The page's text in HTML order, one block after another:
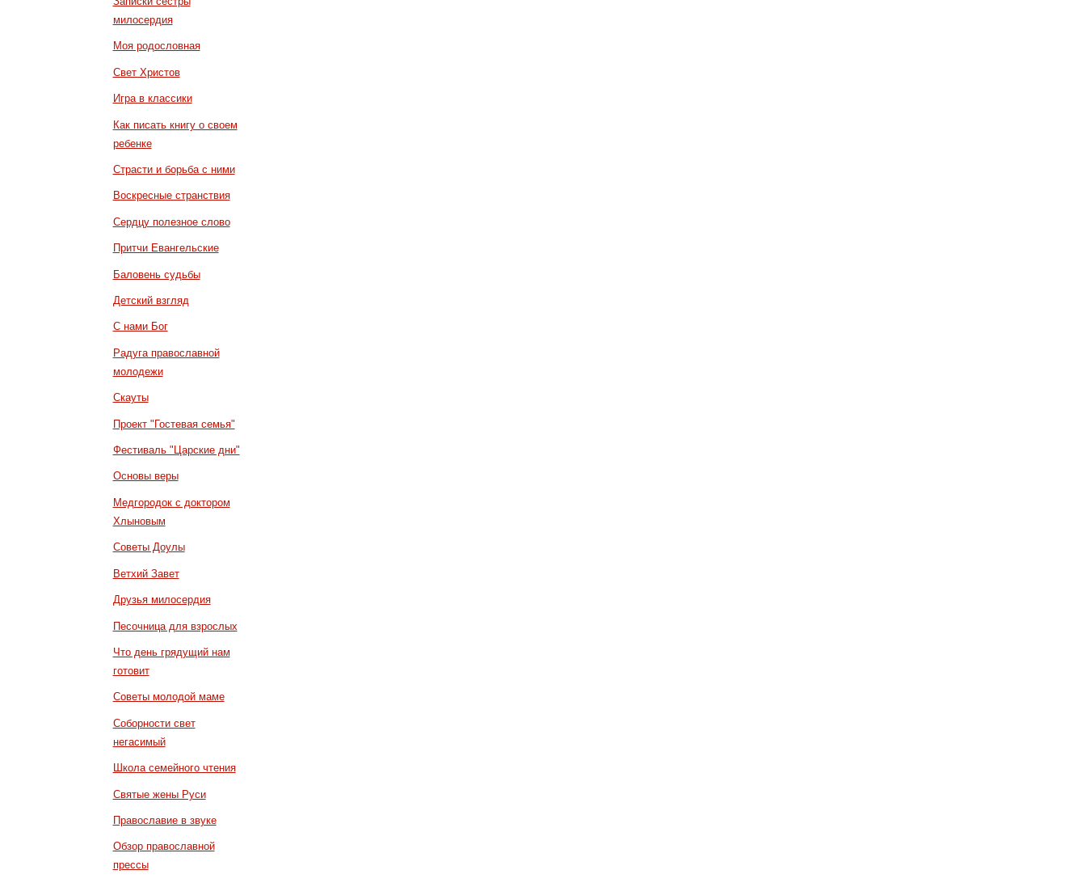
милосердия
Моя родословная
Свет Христов
Игра в классики
Как писать книгу о своем
ребенке
Страсти и борьба с ними
Воскресные странствия
Сердцу полезное слово
Притчи Евангельские
Баловень судьбы
Детский взгляд
С нами Бог
Радуга православной
молодежи
Скауты
Проект "Гостевая семья"
Фестиваль "Царские дни"
Основы веры
Медгородок с доктором
Хлыновым
Советы Доулы
Ветхий Завет
Друзья милосердия
Песочница для взрослых
Что день грядущий нам
готовит
Советы молодой маме
Соборности свет
негасимый
Школа семейного чтения
Святые жены Руси
Православие в звуке
Обзор православной
прессы